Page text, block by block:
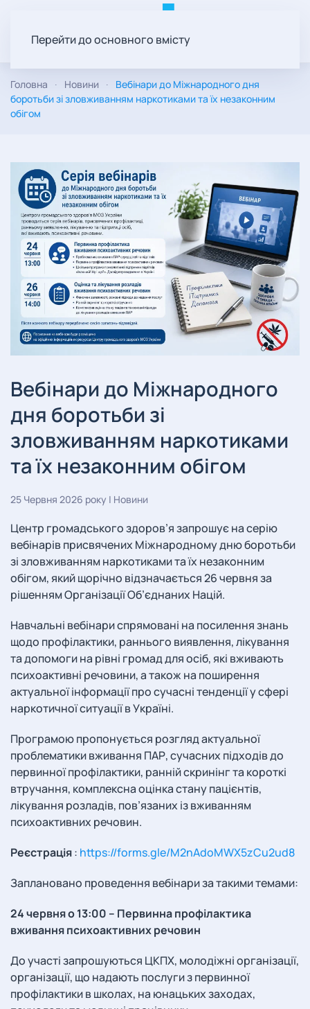
Перейти до основного вмісту
Головна Новини
Вебінари до Міжнародного дня
боротьби зі зловживанням наркотиками та їх незаконним
обігом
Вебінари до Міжнародного
дня боротьби зі
зловживанням наркотиками
та їх незаконним обігом
25 Червня 2026 року | Новини
Центр громадського здоров’я запрошує на серію
вебінарів присвячених Міжнародному дню боротьби
зі зловживанням наркотиками та їх незаконним
обігом, який щорічно відзначається 26 червня за
рішенням Організації Об’єднаних Націй.
Навчальні вебінари спрямовані на посилення знань
щодо профілактики, раннього виявлення, лікування
та допомоги на рівні громад для осіб, які вживають
психоактивні речовини, а також на поширення
актуальної інформації про сучасні тенденції у сфері
наркотичної ситуації в Україні.
Програмою пропонується розгляд актуальної
проблематики вживання ПАР, сучасних підходів до
первинної профілактики, ранній скринінг та короткі
втручання, комплексна оцінка стану пацієнтів,
лікування розладів, пов’язаних із вживанням
психоактивних речовин.
Реєстрація: https://forms.gle/M2nAdoMWX5zCu2ud8
Заплановано проведення вебінари за такими темами:
24 червня о 13:00 – Первинна профілактика
вживання психоактивних речовин
До участі запрошуються ЦКПХ, молодіжні організації,
організації, що надають послуги з первинної
профілактики в школах, на юнацьких заходах,